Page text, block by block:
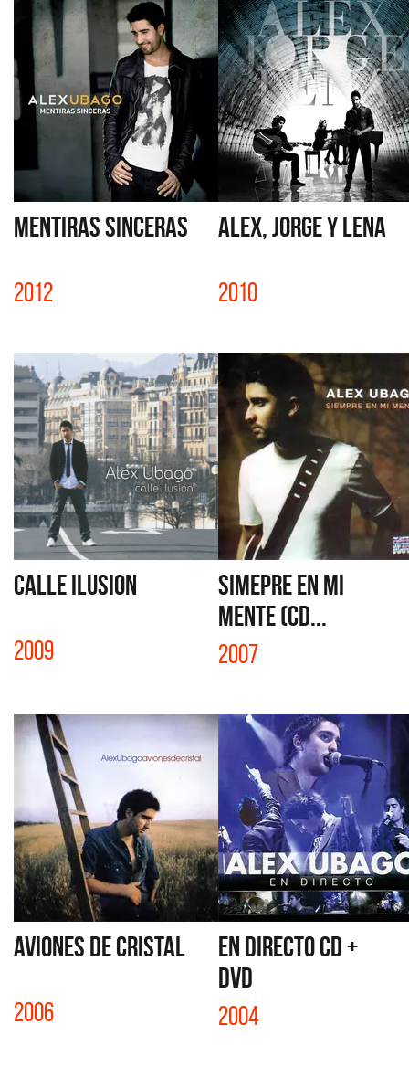
MENTIRAS SINCERAS
2012
ALEX, JORGE Y LENA
2010
CALLE ILUSION
2009
SIMEPRE EN MI
MENTE (CD...
2007
AVIONES DE CRISTAL
2006
EN DIRECTO CD +
DVD
2004